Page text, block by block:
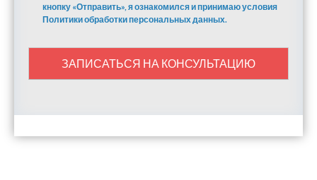
кнопку «Отправить», я ознакомился и принимаю условия
Политики обработки персональных данных.
ЗАПИСАТЬСЯ НА КОНСУЛЬТАЦИЮ